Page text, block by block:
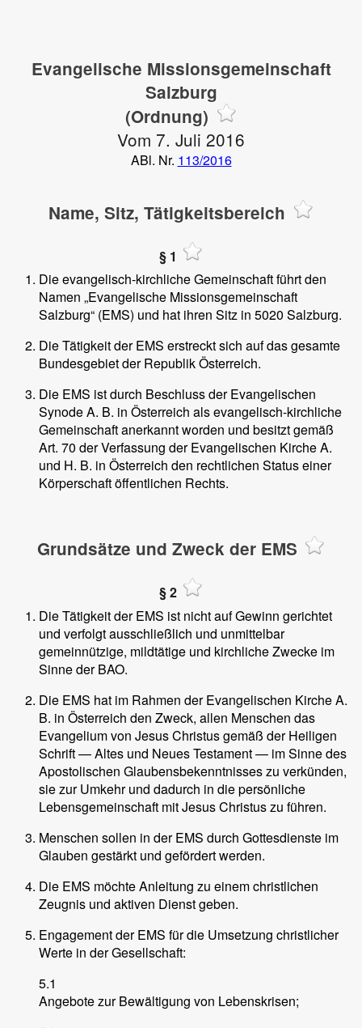
Evangelische Missionsgemeinschaft
Salzburg
(Ordnung)
Vom 7. Juli 2016
ABl. Nr. 113/2016
Name, Sitz, Tätigkeitsbereich
§ 1
Die evangelisch-kirchliche Gemeinschaft führt den
Namen „Evangelische Missionsgemeinschaft
Salzburg“ (EMS) und hat ihren Sitz in 5020 Salzburg.
Die Tätigkeit der EMS erstreckt sich auf das gesamte
Bundesgebiet der Republik Österreich.
Die EMS ist durch Beschluss der Evangelischen
Synode A. B. in Österreich als evangelisch-kirchliche
Gemeinschaft anerkannt worden und besitzt gemäß
Art. 70 der Verfassung der Evangelischen Kirche A.
und H. B. in Österreich den rechtlichen Status einer
Körperschaft öffentlichen Rechts.
Grundsätze und Zweck der EMS
§ 2
Die Tätigkeit der EMS ist nicht auf Gewinn gerichtet
und verfolgt ausschließlich und unmittelbar
gemeinnützige, mildtätige und kirchliche Zwecke im
Sinne der BAO.
Die EMS hat im Rahmen der Evangelischen Kirche A.
B. in Österreich den Zweck, allen Menschen das
Evangelium von Jesus Christus gemäß der Heiligen
Schrift — Altes und Neues Testament — im Sinne des
Apostolischen Glaubensbekenntnisses zu verkünden,
sie zur Umkehr und dadurch in die persönliche
Lebensgemeinschaft mit Jesus Christus zu führen.
Menschen sollen in der EMS durch Gottesdienste im
Glauben gestärkt und gefördert werden.
Die EMS möchte Anleitung zu einem christlichen
Zeugnis und aktiven Dienst geben.
Engagement der EMS für die Umsetzung christlicher
Werte in der Gesellschaft:
5.1
Angebote zur Bewältigung von Lebenskrisen;